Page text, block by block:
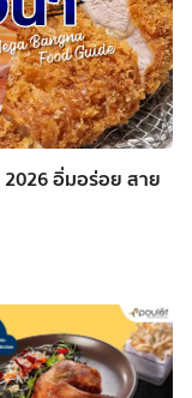
2026 อิ่มอร่อย สาย